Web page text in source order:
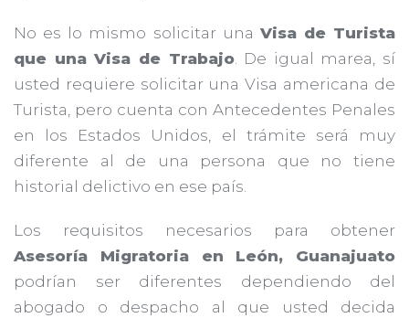
No es lo mismo solicitar una Visa de Turista
que una Visa de Trabajo. De igual marea, sí
usted requiere solicitar una Visa americana de
Turista, pero cuenta con Antecedentes Penales
en los Estados Unidos, el trámite será muy
diferente al de una persona que no tiene
historial delictivo en ese país.
Los requisitos necesarios para obtener
Asesoría Migratoria en León, Guanajuato
podrían ser diferentes dependiendo del
abogado o despacho al que usted decida